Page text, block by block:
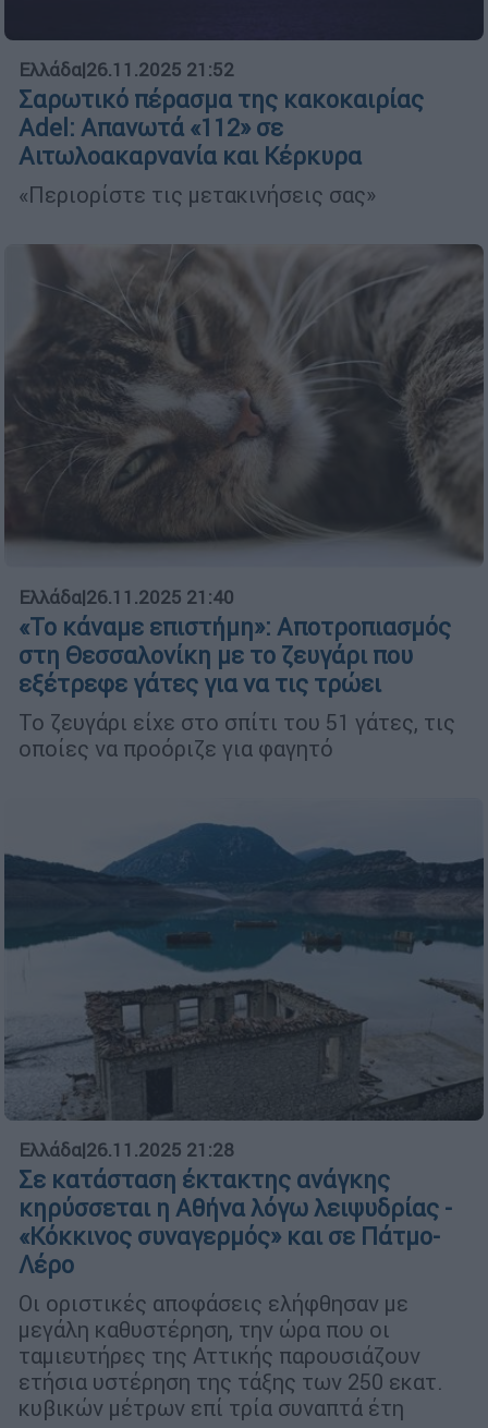
Ελλάδα|26.11.2025 21:52
Σαρωτικό πέρασμα της κακοκαιρίας
Adel: Απανωτά «112» σε
Αιτωλοακαρνανία και Κέρκυρα
«Περιορίστε τις μετακινήσεις σας»
Ελλάδα|26.11.2025 21:40
«Το κάναμε επιστήμη»: Αποτροπιασμός
στη Θεσσαλονίκη με το ζευγάρι που
εξέτρεφε γάτες για να τις τρώει
Το ζευγάρι είχε στο σπίτι του 51 γάτες, τις
οποίες να προόριζε για φαγητό
Ελλάδα|26.11.2025 21:28
Σε κατάσταση έκτακτης ανάγκης
κηρύσσεται η Αθήνα λόγω λειψυδρίας -
«Κόκκινος συναγερμός» και σε Πάτμο-
Λέρο
Οι οριστικές αποφάσεις ελήφθησαν με
μεγάλη καθυστέρηση, την ώρα που οι
ταμιευτήρες της Αττικής παρουσιάζουν
ετήσια υστέρηση της τάξης των 250 εκατ.
κυβικών μέτρων επί τρία συναπτά έτη